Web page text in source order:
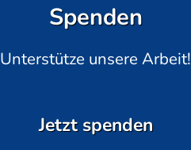
Spenden
Unterstütze unsere Arbeit!
Jetzt spenden